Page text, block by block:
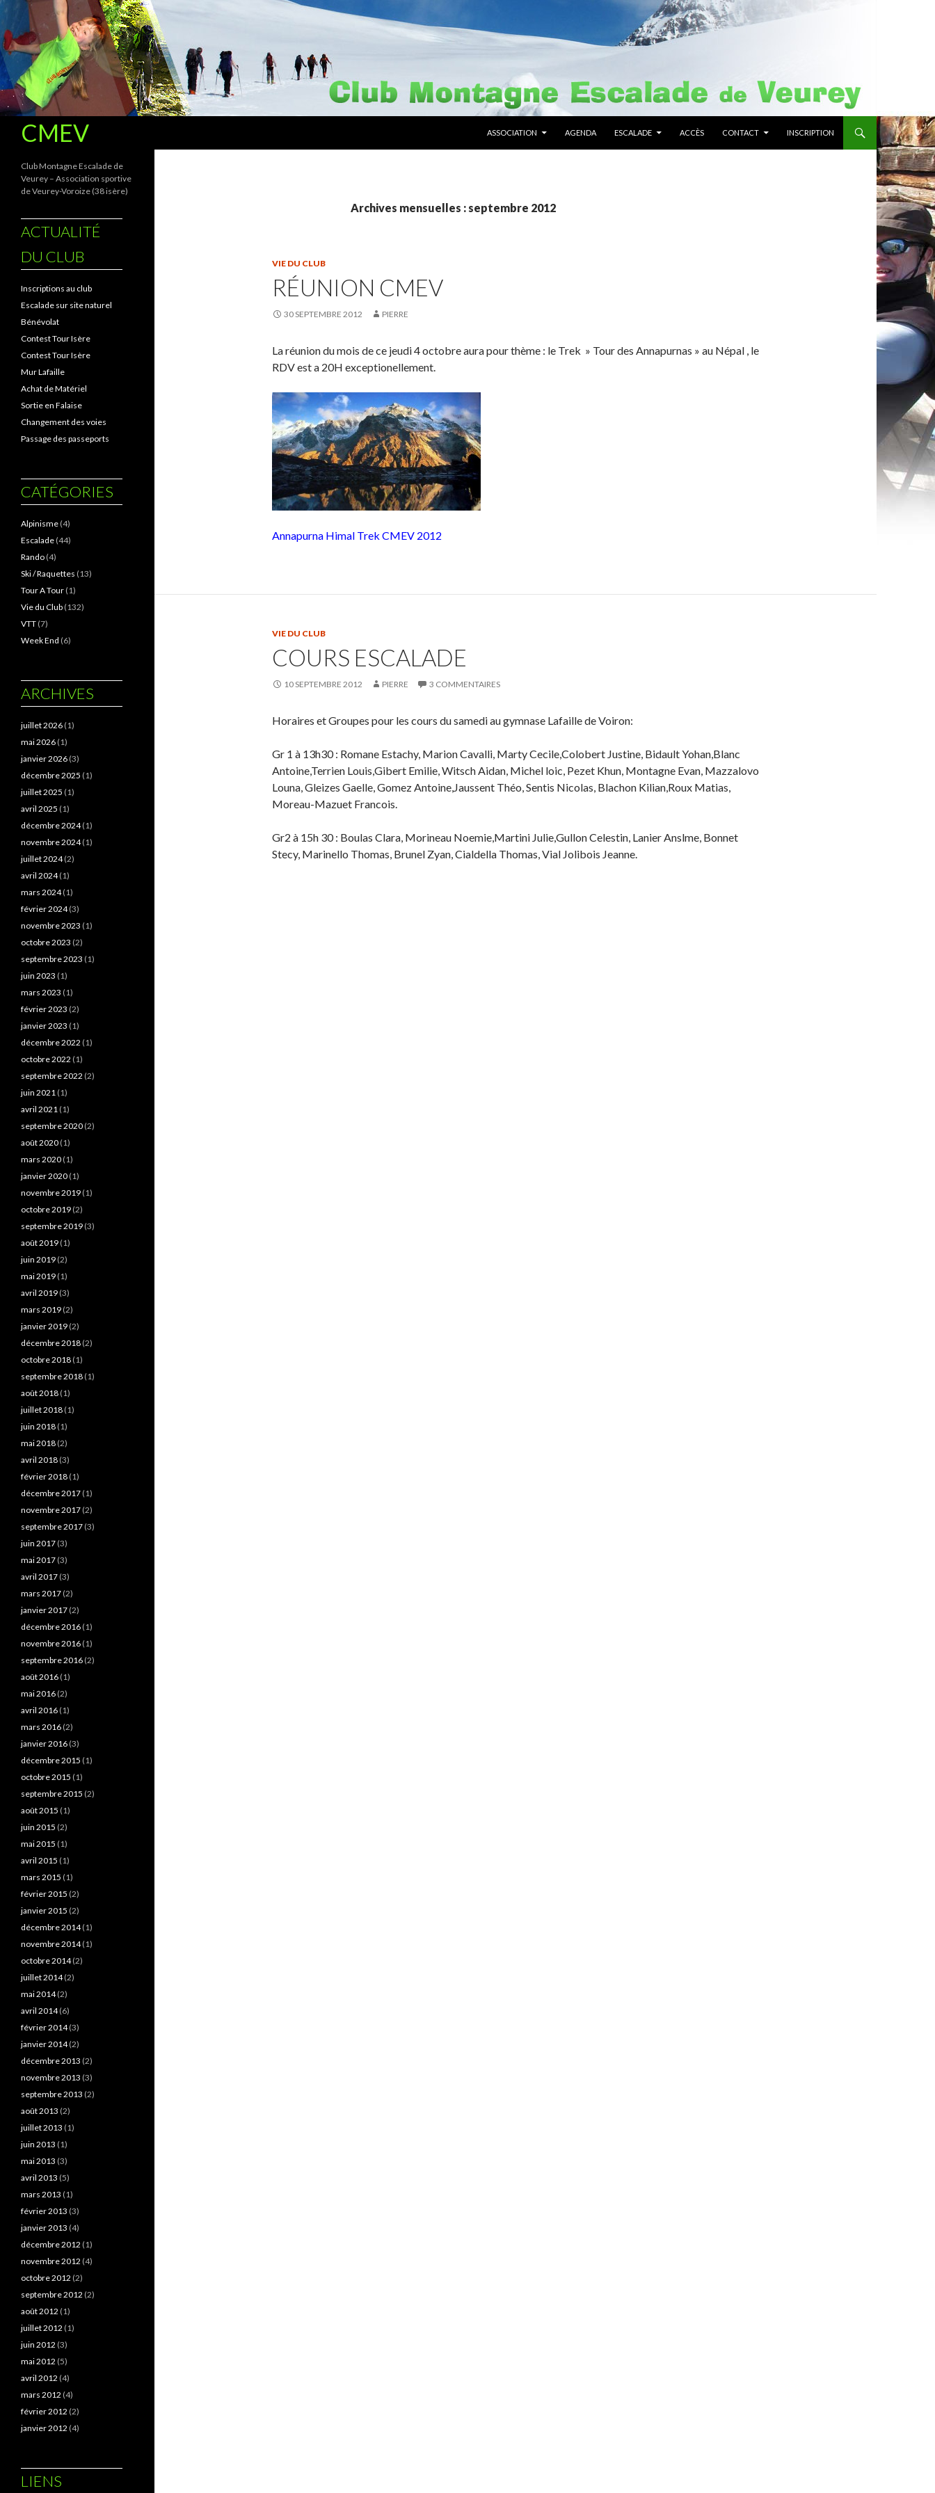
CMEV
Recherche
ASSOCIATION
AGENDA ESCALADE ACCÈS CONTACT INSCRIPTION
Archives mensuelles : septembre 2012
VIE DU CLUB
RÉUNION CMEV
30 SEPTEMBRE 2012 PIERRE
La réunion du mois de ce jeudi 4 octobre aura pour thème : le Trek » Tour des Annapurnas » au Népal , le
RDV est a 20H exceptionellement.
Annapurna Himal Trek CMEV 2012
VIE DU CLUB
COURS ESCALADE
10 SEPTEMBRE 2012 PIERRE 3 COMMENTAIRES
Horaires et Groupes pour les cours du samedi au gymnase Lafaille de Voiron:
Gr 1 à 13h30 : Romane Estachy, Marion Cavalli, Marty Cecile,Colobert Justine, Bidault Yohan,Blanc
Antoine,Terrien Louis,Gibert Emilie, Witsch Aidan, Michel loic, Pezet Khun, Montagne Evan, Mazzalovo
Louna, Gleizes Gaelle, Gomez Antoine,Jaussent Théo, Sentis Nicolas, Blachon Kilian,Roux Matias,
Moreau-Mazuet Francois.
Gr2 à 15h 30 : Boulas Clara, Morineau Noemie,Martini Julie,Gullon Celestin, Lanier Anslme, Bonnet
Stecy, Marinello Thomas, Brunel Zyan, Cialdella Thomas, Vial Jolibois Jeanne.
Club Montagne Escalade de
Veurey – Association sportive
de Veurey-Voroize (38 isère)
ACTUALITÉ
DU CLUB
Inscriptions au club
Escalade sur site naturel
Bénévolat
Contest Tour Isère
Contest Tour Isère
Mur Lafaille
Achat de Matériel
Sortie en Falaise
Changement des voies
Passage des passeports
CATÉGORIES
Alpinisme (4)
Escalade (44)
Rando (4)
Ski / Raquettes (13)
Tour A Tour (1)
Vie du Club (132)
VTT (7)
Week End (6)
ARCHIVES
juillet 2026 (1)
mai 2026 (1)
janvier 2026 (3)
décembre 2025 (1)
juillet 2025 (1)
avril 2025 (1)
décembre 2024(1)
novembre 2024(1)
juillet 2024(2)
avril 2024(1)
mars 2024(1)
février 2024(3)
novembre 2023 (1)
octobre 2023 (2)
septembre 2023 (1)
juin 2023 (1)
mars 2023 (1)
février 2023 (2)
janvier 2023 (1)
décembre 2022 (1)
octobre 2022 (1)
septembre 2022 (2)
juin 2021 (1)
avril 2021 (1)
septembre 2020 (2)
août 2020 (1)
mars 2020 (1)
janvier 2020 (1)
novembre 2019 (1)
octobre 2019 (2)
septembre 2019 (3)
août 2019 (1)
juin 2019 (2)
mai 2019 (1)
avril 2019 (3)
mars 2019 (2)
janvier 2019 (2)
décembre 2018 (2)
octobre 2018 (1)
septembre 2018 (1)
août 2018 (1)
juillet 2018 (1)
juin 2018 (1)
mai 2018 (2)
avril 2018 (3)
février 2018 (1)
décembre 2017 (1)
novembre 2017 (2)
septembre 2017 (3)
juin 2017 (3)
mai 2017 (3)
avril 2017 (3)
mars 2017 (2)
janvier 2017 (2)
décembre 2016 (1)
novembre 2016 (1)
septembre 2016 (2)
août 2016 (1)
mai 2016 (2)
avril 2016 (1)
mars 2016 (2)
janvier 2016 (3)
décembre 2015 (1)
octobre 2015 (1)
septembre 2015 (2)
août 2015 (1)
juin 2015 (2)
mai 2015 (1)
avril 2015 (1)
mars 2015 (1)
février 2015 (2)
janvier 2015 (2)
décembre 2014(1)
novembre 2014(1)
octobre 2014(2)
juillet 2014(2)
mai 2014(2)
avril 2014(6)
février 2014(3)
janvier 2014(2)
décembre 2013 (2)
novembre 2013 (3)
septembre 2013 (2)
août 2013 (2)
juillet 2013 (1)
juin 2013 (1)
mai 2013 (3)
avril 2013 (5)
mars 2013 (1)
février 2013 (3)
janvier 2013 (4)
décembre 2012 (1)
novembre 2012 (4)
octobre 2012 (2)
septembre 2012 (2)
août 2012 (1)
juillet 2012 (1)
juin 2012 (3)
mai 2012 (5)
avril 2012 (4)
mars 2012 (4)
février 2012 (2)
janvier 2012 (4)
LIENS